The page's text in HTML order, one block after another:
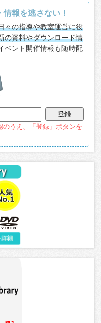
情報を逃さない！
々の指導や教室運営に役
の資料やダウンロード情
ベント開催情報も随時配
うえ、「登録」ボタンを